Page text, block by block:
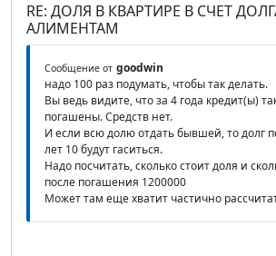
RE: ДОЛЯ В КВАРТИРЕ В СЧЕТ
АЛИМЕНТАМ
Сообщение от goodwin
надо 100 раз подумать, чтобы так делать.
Вы ведь видите, что за 4 года кредит(ы)
погашены. Средств нет.
И если всю долю отдать бывшей, то долг
лет 10 будут гаситься.
Надо посчитать, сколько стоит доля и
после погашения 1200000
Может там еще хватит частично